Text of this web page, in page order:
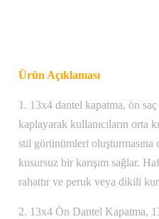
Ürün Açıklaması
1. 13x4 dantel kapatma, ön
kaplayarak kullanıcıların orta
stil görünümleri oluşturmasına
kusursuz bir karışım sağlar.
rahattır ve peruk veya dikili
2. 13x4 Ön Dantel Kapatma,